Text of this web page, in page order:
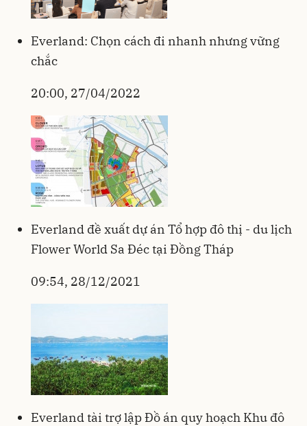
Everland: Chọn cách đi nhanh nhưng vững
chắc
20:00, 27/04/2022
Everland đề xuất dự án Tổ hợp đô thị - du lịch
Flower World Sa Đéc tại Đồng Tháp
09:54, 28/12/2021
Everland tài trợ lập Đồ án quy hoạch Khu đô